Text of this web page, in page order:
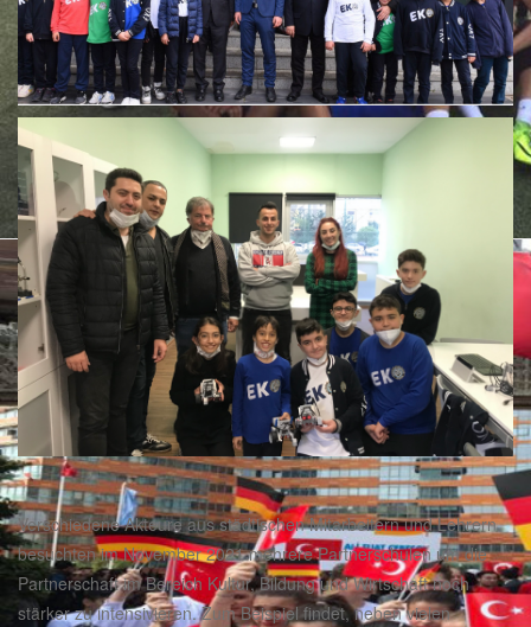
Verschiedene Akteure aus städtischen Mitarbeitern und Lehrern
besuchten im November 2021 mehrere Partnerschulen um die
Partnerschaft im Bereich Kultur, Bildung und Wirtschaft noch
stärker zu intensivieren. Zum Beispiel findet, neben vielen